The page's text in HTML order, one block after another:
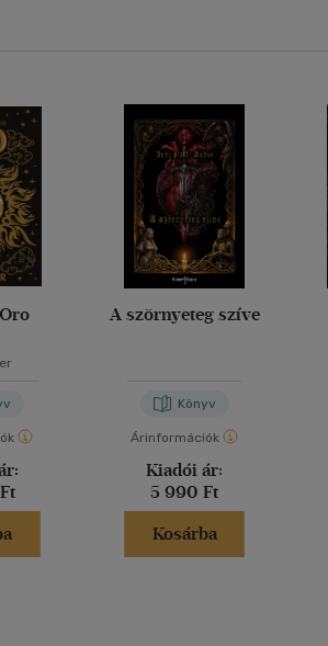
A szörnyeteg szíve
Könyv
Árinformációk
Kiadói ár:
5 990 Ft
Kosárba